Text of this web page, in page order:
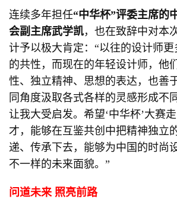
连续多年担任“中华杯”评委主席的
会副主席武学凯，也在致辞中对本
计予以极大肯定：“以往的设计师
的共性，而现在的年轻设计师，他
性、独立精神、思想的表达，也善
同角度汲取各式各样的灵感形成不
让我大受启发。希望‘中华杯’大赛
才，能够在互鉴共创中把精神独立
递、传承下去，能够为中国的时尚
不一样的未来面貌。”
问道未来 照亮前路